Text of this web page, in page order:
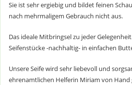
Sie ist sehr ergiebig und bildet feinen
nach mehrmaligem Gebrauch nicht aus.
Das ideale Mitbringsel zu jeder
Seifenstücke -nachhaltig- in einfachen
Unsere Seife wird sehr liebevoll und
ehrenamtlichen Helferin Miriam von Hand